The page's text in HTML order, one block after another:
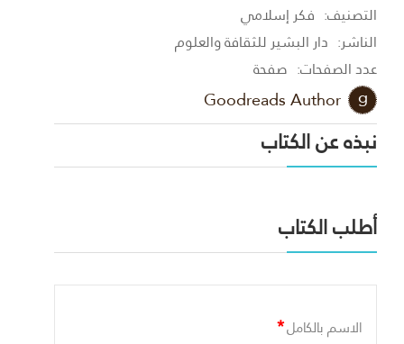
التصنيف: فكر إسلامي
الناشر: دار البشير للثقافة والعلوم
عدد الصفحات: صفحة
Goodreads Author
نبذه عن الكتاب
أطلب الكتاب
الاسم بالكامل*